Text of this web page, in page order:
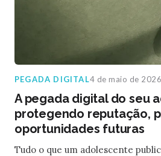
PEGADA DIGITAL4 de maio de 2026
A pegada digital do seu
protegendo reputação,
oportunidades futuras
Tudo o que um adolescente